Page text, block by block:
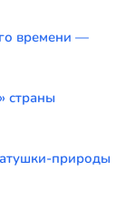
времени —
страны
природы